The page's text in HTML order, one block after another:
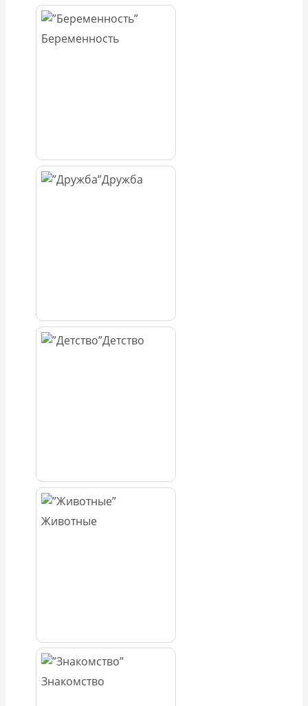
Беременность
Дружба
Детство
Животные
Знакомство